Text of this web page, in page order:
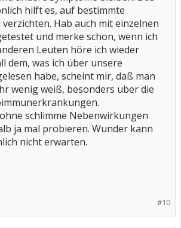
hilft es, auf bestimmte
Hab auch mit einzelnen
und merke schon, wenn ich
Leuten höre ich wieder
dem, was ich über unsere
habe, scheint mir, daß man
wenig weiß, besonders über die
schlimme Nebenwirkungen
ja mal probieren. Wunder kann
nicht erwarten.
#10